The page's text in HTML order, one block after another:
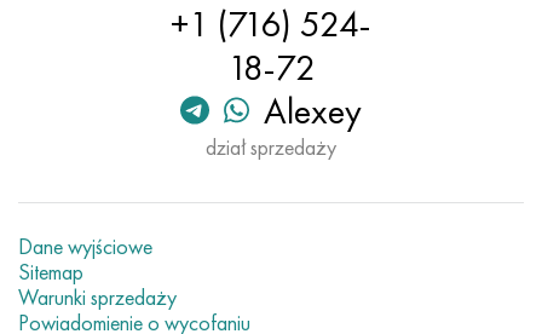
+1 (716) 524-
18-72
Alexey
dział sprzedaży
Dane wyjściowe
Sitemap
Warunki sprzedaży
Powiadomienie o wycofaniu